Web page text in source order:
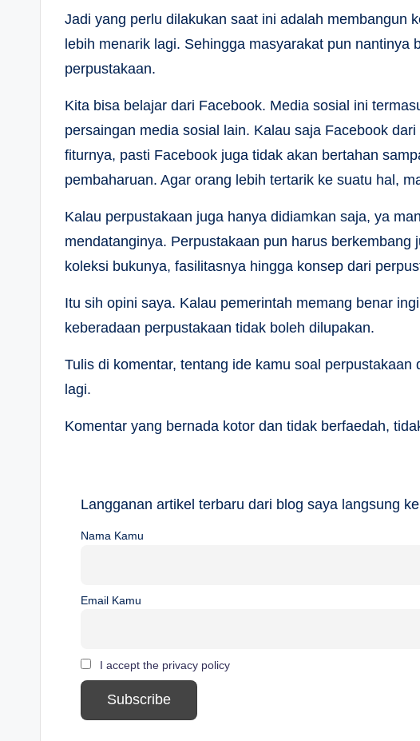
Jadi yang perlu dilakukan saat ini adalah membangun
lebih menarik lagi. Sehingga masyarakat pun nantinya
perpustakaan.
Kita bisa belajar dari Facebook. Media sosial ini
persaingan media sosial lain. Kalau saja Facebook
fiturnya, pasti Facebook juga tidak akan bertahan
pembaharuan. Agar orang lebih tertarik ke suatu hal,
Kalau perpustakaan juga hanya didiamkan saja, ya
mendatanginya. Perpustakaan pun harus berkembang
koleksi bukunya, fasilitasnya hingga konsep dari
Itu sih opini saya. Kalau pemerintah memang benar
keberadaan perpustakaan tidak boleh dilupakan.
Tulis di komentar, tentang ide kamu soal
lagi.
Komentar yang bernada kotor dan tidak berfaedah,
Langganan artikel terbaru dari blog saya langsung
Nama Kamu
Email Kamu
I accept the privacy policy